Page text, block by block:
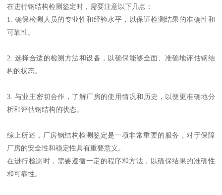
在进行钢结构检测鉴定时，需要注意以下几点：
1. 确保检测人员的专业性和经验水平，以保证检测结果的准确性和
可靠性。
2. 选择合适的检测方法和设备，以确保能够全面、准确地评估钢结
构的状态。
3. 与业主密切合作，了解厂房的使用情况和历史，以便更准确地分
析和评估钢结构的状态。
综上所述，厂房钢结构检测鉴定是一项非常重要的服务，对于保障
厂房的安全性和稳定性具有重要意义。
在进行检测时，需要遵循一定的程序和方法，以确保结果的准确性
和可靠性。